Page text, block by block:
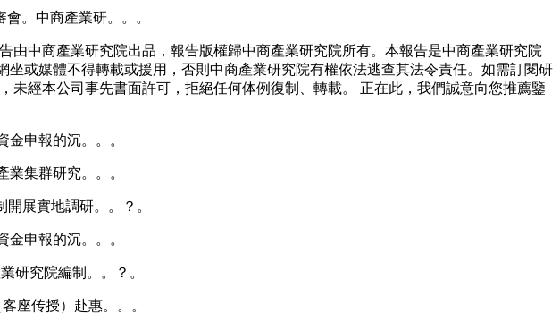
。中商產業研。。。
中商產業研究院出品，報告版權歸中商產業研究院所有。本報告是中商產業研究院
或媒體不得轉載或援用，否則中商產業研究院有權依法逃查其法令責任。如需訂閱研
經本公司事先書面許可，拒絕任何体例復制、轉載。 正在此，我們誠意向您推薦鑒
申報的沉。。。
集群研究。。。
展實地調研。。？。
申報的沉。。。
研究院編制。。？。
座传授）赴惠。。。